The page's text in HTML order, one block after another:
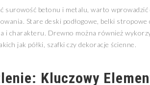
surowość betonu i metalu, warto
Stare deski podłogowe, belki
i charakteru. Drewno można również
jak półki, szafki czy dekoracje ścienne.
Kluczowy